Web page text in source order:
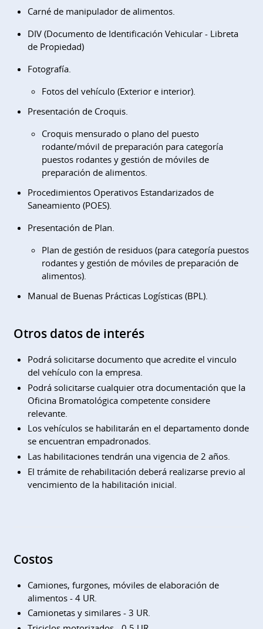
Carné de manipulador de alimentos.
DIV (Documento de Identificación Vehicular - Libreta
de Propiedad)
Fotografía.
Fotos del vehículo (Exterior e interior).
Presentación de Croquis.
Croquis mensurado o plano del puesto
rodante/móvil de preparación para categoría
puestos rodantes y gestión de móviles de
preparación de alimentos.
Procedimientos Operativos Estandarizados de
Saneamiento (POES).
Presentación de Plan.
Plan de gestión de residuos (para categoría puestos
rodantes y gestión de móviles de preparación de
alimentos).
Manual de Buenas Prácticas Logísticas (BPL).
Otros datos de interés
Podrá solicitarse documento que acredite el vinculo
del vehículo con la empresa.
Podrá solicitarse cualquier otra documentación que la
Oficina Bromatológica competente considere
relevante.
Los vehículos se habilitarán en el departamento donde
se encuentran empadronados.
Las habilitaciones tendrán una vigencia de 2 años.
El trámite de rehabilitación deberá realizarse previo al
vencimiento de la habilitación inicial.
Costos
Camiones, furgones, móviles de elaboración de
alimentos - 4 UR.
Camionetas y similares - 3 UR.